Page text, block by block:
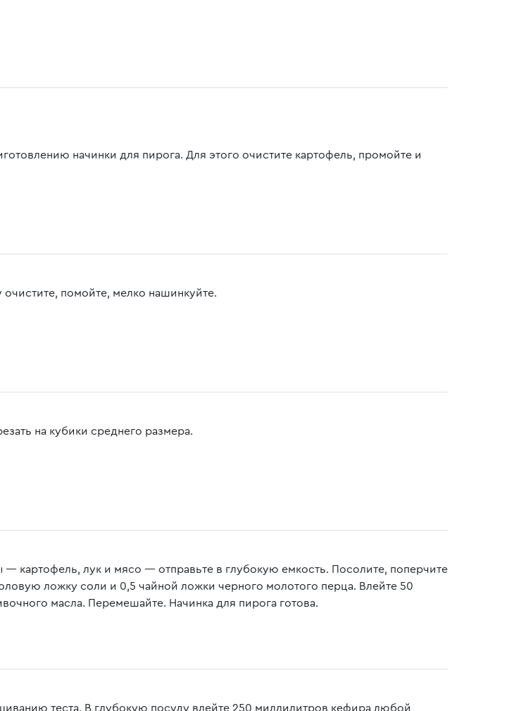
начинки для пирога. Для этого очистите картофель, промойте и
помойте, мелко нашинкуйте.
на кубики среднего размера.
— картофель, лук и мясо — отправьте в глубокую емкость. Посолите, поперчите
ложку соли и 0,5 чайной ложки черного молотого перца. Влейте 50
масла. Перемешайте. Начинка для пирога готова.
теста. В глубокую посуду влейте 250 миллилитров кефира любой